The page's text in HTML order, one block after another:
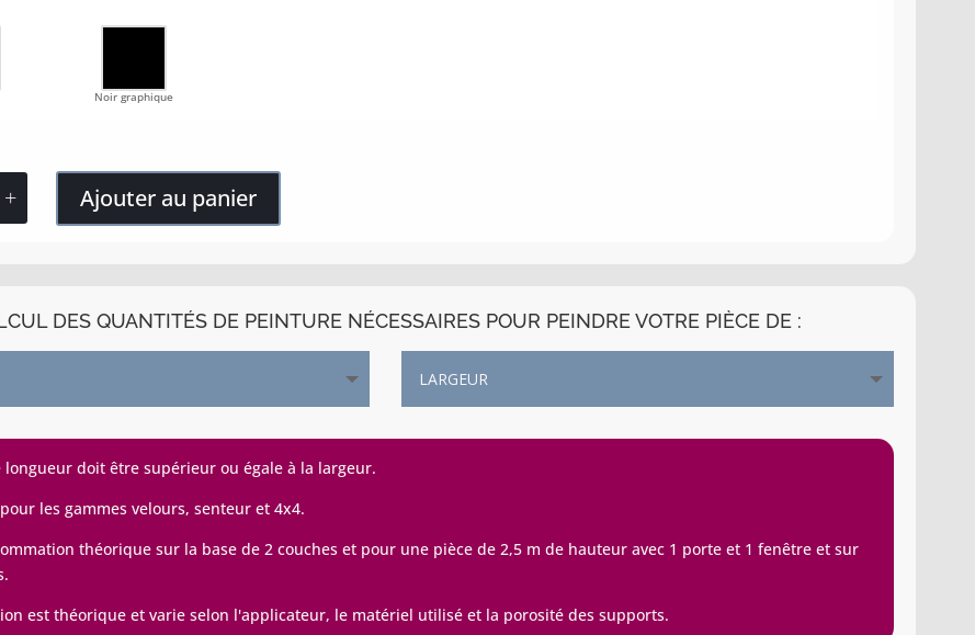
Noir graphique
Ajouter au panier
DES QUANTITÉS DE PEINTURE NÉCESSAIRES POUR PEINDRE VOTRE PIÈCE DE :
longueur doit être supérieur ou égale à la largeur.
les gammes velours, senteur et 4x4.
théorique sur la base de 2 couches et pour une pièce de 2,5 m de hauteur avec 1 porte et 1 fenêtre et sur
est théorique et varie selon l'applicateur, le matériel utilisé et la porosité des supports.